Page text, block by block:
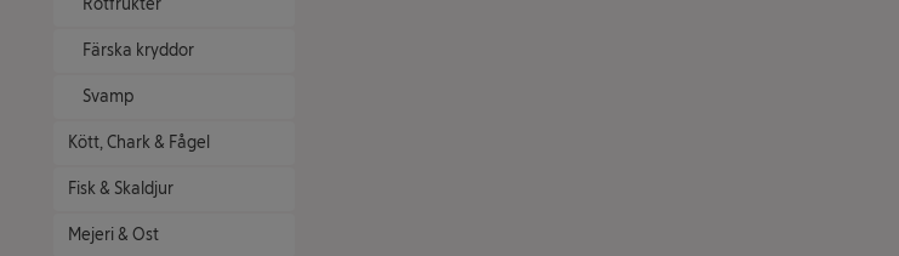
Rotfrukter
Färska kryddor
Svamp
Kött, Chark & Fågel
Fisk & Skaldjur
Mejeri & Ost